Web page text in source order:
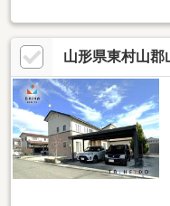
クロス貼・CF貼替・照明
コンコンセント増設・雨漏
査・ハウスクリーニング…
部塗装…など住まいずONE
動産業】で経験豊富なスタ
させていただいております
772-619まで
山形県東村山郡